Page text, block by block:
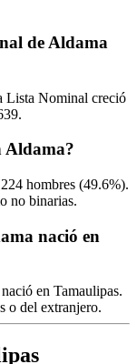
de Aldama
Lista Nominal creció
Aldama?
hombres (49.6%).
no binarias.
nació en
en Tamaulipas.
o del extranjero.